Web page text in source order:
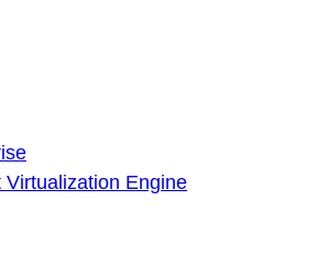
Engine